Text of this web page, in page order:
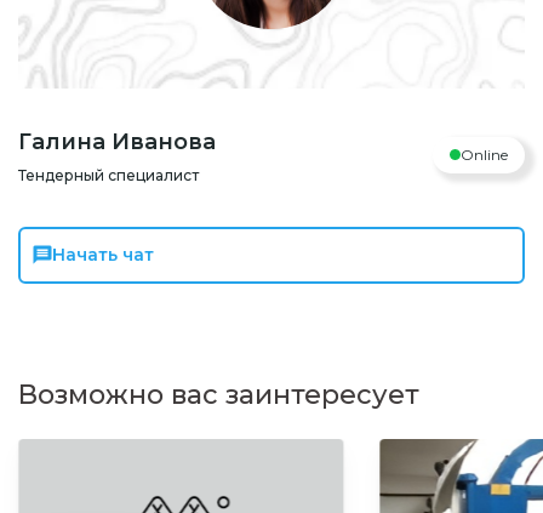
Галина Иванова
Тендерный специалист
Online
Начать чат
Возможно вас заинтересует